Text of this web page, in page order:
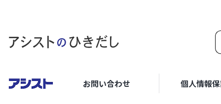
お問い合わせ 個人情報